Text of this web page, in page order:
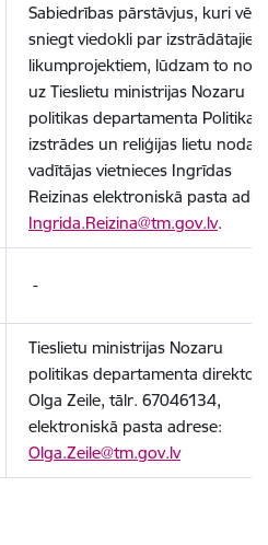
Sabiedrības pārstāvjus, kuri
sniegt viedokli par izstrādātajiem
likumprojektiem, lūdzam to
uz Tieslietu ministrijas Nozaru
politikas departamenta Politikas
izstrādes un reliģijas lietu
vadītājas vietnieces Ingrīdas
Reizinas elektroniskā pasta
Ingrida.Reizina@tm.gov.lv.
-
Tieslietu ministrijas Nozaru
politikas departamenta
Olga Zeile, tālr. 67046134,
elektroniskā pasta adrese:
Olga.Zeile@tm.gov.lv